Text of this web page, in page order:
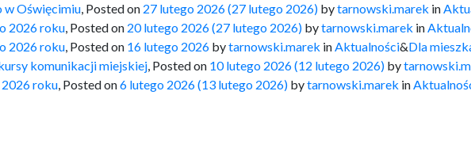
w Oświęcimiu, Posted on 27 lutego 2026(27 lutego 2026) bytarnowski.marek in
2026 roku, Posted on 20 lutego 2026(27 lutego 2026) bytarnowski.marek in
2026 roku, Posted on 16 lutego 2026 bytarnowski.marek inAktualności&Dla
komunikacji miejskiej, Posted on 10 lutego 2026(12 lutego 2026) by
2026 roku, Posted on6 lutego 2026(13 lutego 2026) bytarnowski.marek in